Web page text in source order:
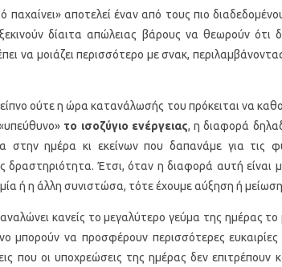
αποτελεί έναν από τους πιο
δίαιτα απώλειας βάρους να θεωρούν ότι
να μοιάζει περισσότερο με σνακ,
ούτε η ώρα κατανάλωσής του πρόκειται να
το ισοζύγιο ενέργειας, η διαφορά
στην ημέρα κι εκείνων που δαπανάμε για τις
δραστηριότητα. Έτσι, όταν η διαφορά αυτή είναι
ή η άλλη συνιστώσα, τότε έχουμε αύξηση ή
κανείς το μεγαλύτερο γεύμα της ημέρας
μπορούν να προσφέρουν περισσότερες ευκαιρίες
που οι υποχρεώσεις της ημέρας δεν επιτρέπουν